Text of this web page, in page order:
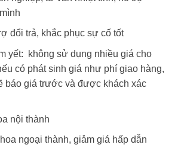
đổi trả, khắc phục sự cố tốt
yết: không sử dụng nhiều giá cho
có phát sinh giá như phí giao hàng,
báo giá trước và được khách xác
nội thành
ngoại thành, giảm giá hấp dẫn